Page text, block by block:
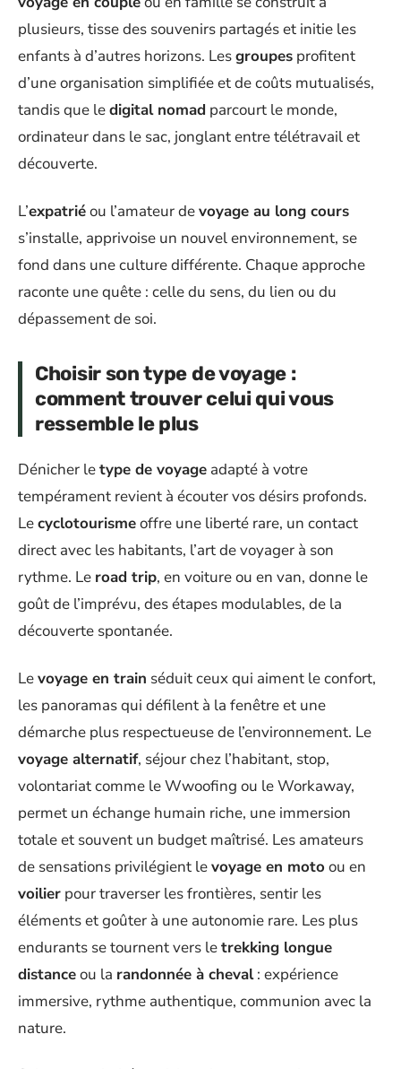
plusieurs, tisse des souvenirs partagés et initie les
enfants à d’autres horizons. Lesgroupes profitent
d’une organisation simplifiée et de coûts mutualisés,
tandis que ledigital nomad parcourt le monde,
ordinateur dans le sac, jonglant entre télétravail et
découverte.
L’expatriéou l’amateur devoyage au long cours
s’installe, apprivoise un nouvel environnement, se
fond dans une culture différente. Chaque approche
raconte une quête : celle du sens, du lien ou du
dépassement de soi.
Choisir son type de voyage :
comment trouver celui qui vous
ressemble le plus
Dénicher letype de voyage adapté à votre
tempérament revient à écouter vos désirs profonds.
Lecyclotourismeoffre une liberté rare, un contact
direct avec les habitants, l’art de voyager à son
rythme. Le road trip, en voiture ou en van, donne le
goût de l’imprévu, des étapes modulables, de la
découverte spontanée.
Levoyage en train séduit ceux qui aiment le confort,
les panoramas qui défilent à la fenêtre et une
démarche plus respectueuse de l’environnement. Le
voyage alternatif, séjour chez l’habitant, stop,
volontariat comme le Wwoofing ou le Workaway,
permet un échange humain riche, une immersion
totale et souvent un budget maîtrisé. Les amateurs
de sensations privilégient levoyage en moto ou en
voilier pour traverser les frontières, sentir les
éléments et goûter à une autonomie rare. Les plus
endurants se tournent vers letrekking longue
distanceou la randonnée à cheval: expérience
immersive, rythme authentique, communion avec la
nature.